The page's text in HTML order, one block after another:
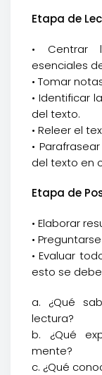
Etapa de
• Centrar
esenciales
• Tomar
• Identificar
del texto.
• Releer el
•
del texto en
Etapa de
• Elaborar
•
• Evaluar
esto se
a. ¿Qué
lectura?
b. ¿Qué
mente?
c. ¿Qué